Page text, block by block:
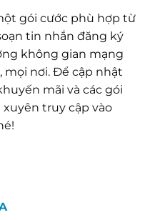
gói cước phù hợp từ
tin nhắn đăng ký
không gian mạng
mọi nơi. Để cập nhật
mãi và các gói
truy cập vào